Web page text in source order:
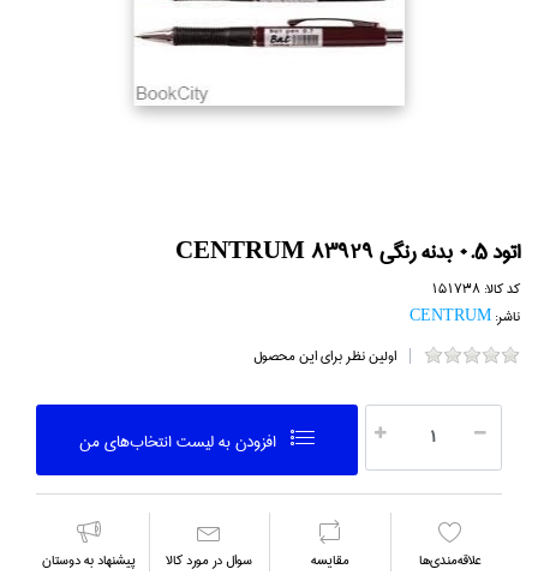
اتود 0.5 بدنه رنگي CENTRUM 83929
کد کالا:151738
ناشر:CENTRUM
اولین نظر برای این محصول
افزودن به ليست انتخاب‌هاي من
علاقه‌مندي‌ها مقايسه سوال در مورد كالا پیشنهاد به دوستان